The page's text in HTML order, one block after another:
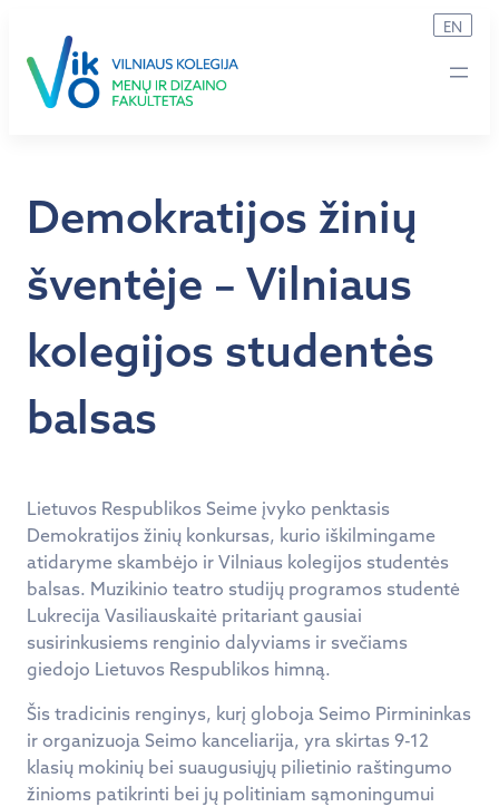
turinio
EN
Demokratijos žinių
šventėje – Vilniaus
kolegijos studentės
balsas
Lietuvos Respublikos Seime įvyko penktasis
Demokratijos žinių konkursas, kurio iškilmingame
atidaryme skambėjo ir Vilniaus kolegijos studentės
balsas. Muzikinio teatro studijų programos studentė
Lukrecija Vasiliauskaitė pritariant gausiai
susirinkusiems renginio dalyviams ir svečiams
giedojo Lietuvos Respublikos himną.
Šis tradicinis renginys, kurį globoja Seimo Pirmininkas
ir organizuoja Seimo kanceliarija, yra skirtas 9-12
klasių mokinių bei suaugusiųjų pilietinio raštingumo
žinioms patikrinti bei jų politiniam sąmoningumui